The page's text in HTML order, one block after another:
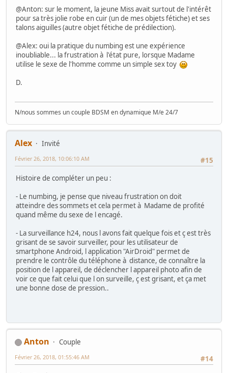
@Anton: sur le moment, la jeune Miss avait surtout de l'intérêt
pour sa très jolie robe en cuir (un de mes objets fétiche) et ses
talons aiguilles (autre objet fétiche de prédilection).
@Alex: oui la pratique du numbing est une expérience
inoubliable... la frustration à l'état pure, lorsque Madame
utilise le sexe de l'homme comme un simple sex toy
D.
N/nous sommes un couple BDSM en dynamique M/e 24/7
Alex
Invité
#15
Février 26, 2018, 10:06:10 AM
Histoire de compléter un peu :
- Le numbing, je pense que niveau frustration on doit
atteindre des sommets et cela permet à Madame de profité
quand même du sexe de l encagé.
- La surveillance h24, nous l avons fait quelque fois et ç est très
grisant de se savoir surveiller, pour les utilisateur de
smartphone Android, l application "AirDroid" permet de
prendre le contrôle du téléphone à distance, de connaître la
position de l appareil, de déclencher l appareil photo afin de
voir ce que fait celui que l on surveille, ç est grisant, et ça met
une bonne dose de pression..
Anton
Couple
#14
Février 26, 2018, 01:55:46 AM